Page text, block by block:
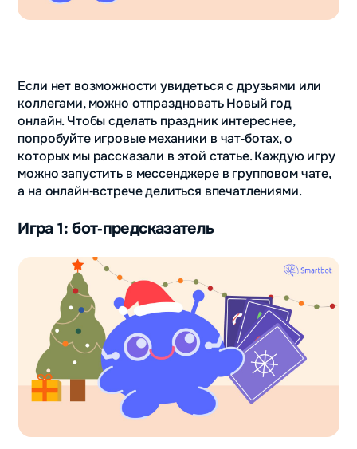
Если нет возможности увидеться с друзьями или
коллегами, можно отпраздновать Новый год
онлайн. Чтобы сделать праздник интереснее,
попробуйте игровые механики в чат‑ботах, о
которых мы рассказали в этой статье. Каждую игру
можно запустить в мессенджере в групповом чате,
а на онлайн‑встрече делиться впечатлениями.
Игра 1: бот‑предсказатель